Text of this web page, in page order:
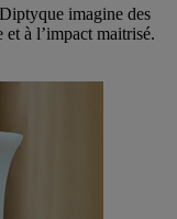
imagine des
à l’impact maitrisé.